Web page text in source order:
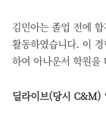
김민아는 졸업 전에
활동하였습니다. 이
하여 아나운서 학원을
딜라이브(당시 C&M)